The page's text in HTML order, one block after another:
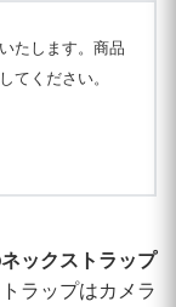
たします。商品
てください。
ックストラップ
ラップはカメラ